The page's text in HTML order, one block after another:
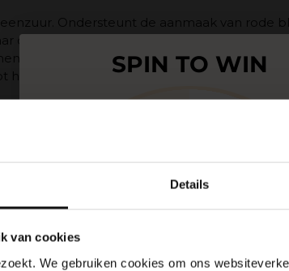
Details
van cookies
We gebruiken cookies om ons
Ondersteunt de aanmaak van rode
de hoofdhuid en haarfollikels gaan.
Een tekort leidt tot een verslechterde
lichaam opgeslagen en moet uit voeding
Een tekort van vitamine B8 komt niet
Echter een tekort kan wel leiden tot
Speelt een grote rol in gezonde celgroei
De bevolen inname is maximaal 400
SPIN TO WIN
10% korting
5%
5% korting
Gratis verzending
Gratis zeep